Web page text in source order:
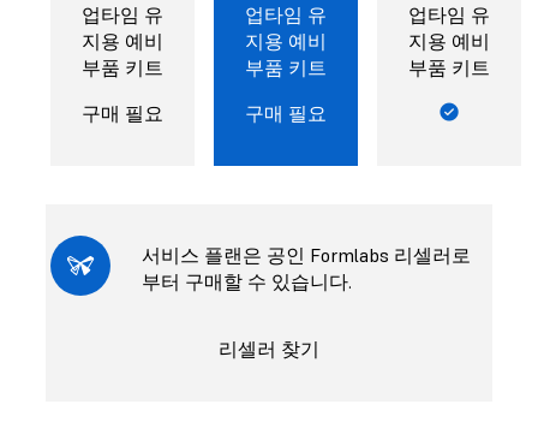
업타임 유
지용 예비
부품 키트
구매 필요
업타임 유
지용 예비
부품 키트
구매 필요
업타임 유
지용 예비
부품 키트
서비스 플랜은 공인 Formlabs 리셀러로
부터 구매할 수 있습니다.
리셀러 찾기